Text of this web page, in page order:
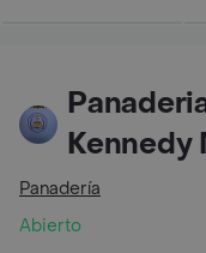
Kennedy
Panadería
Abierto